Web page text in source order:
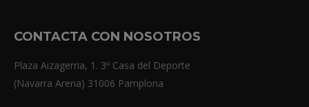
CONTACTA CON NOSOTROS
Plaza Aizagerria, 1. 3º Casa del Deporte
(Navarra Arena) 31006 Pamplona